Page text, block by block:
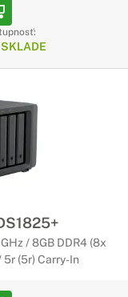
/ 8GB DDR4 (8x
5r (5r) Carry-In